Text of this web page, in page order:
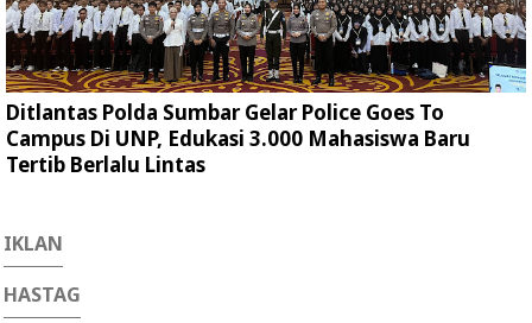
Ditlantas Polda Sumbar Gelar Police Goes To
Campus Di UNP, Edukasi 3.000 Mahasiswa Baru
Tertib Berlalu Lintas
IKLAN
HASTAG